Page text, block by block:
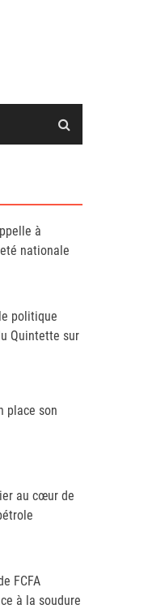
à
nationale
politique
Quintette sur
place son
au cœur de
FCFA
à la soudure